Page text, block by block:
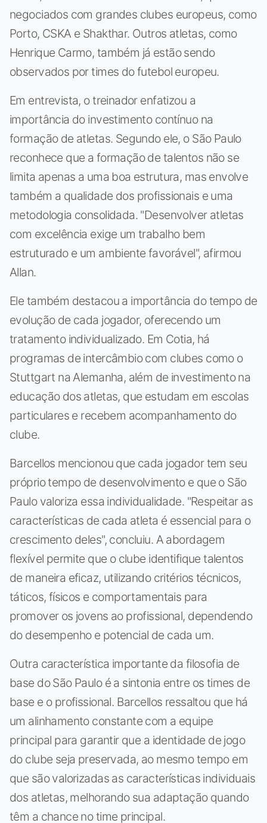
negociados com grandes clubes europeus, como
Porto, CSKA e Shakthar. Outros atletas, como
Henrique Carmo, também já estão sendo
observados por times do futebol europeu.
Em entrevista, o treinador enfatizou a
importância do investimento contínuo na
formação de atletas. Segundo ele, o São Paulo
reconhece que a formação de talentos não se
limita apenas a uma boa estrutura, mas envolve
também a qualidade dos profissionais e uma
metodologia consolidada. "Desenvolver atletas
com excelência exige um trabalho bem
estruturado e um ambiente favorável", afirmou
Allan.
Ele também destacou a importância do tempo de
evolução de cada jogador, oferecendo um
tratamento individualizado. Em Cotia, há
programas de intercâmbio com clubes como o
Stuttgart na Alemanha, além de investimento na
educação dos atletas, que estudam em escolas
particulares e recebem acompanhamento do
clube.
Barcellos mencionou que cada jogador tem seu
próprio tempo de desenvolvimento e que o São
Paulo valoriza essa individualidade. "Respeitar as
características de cada atleta é essencial para o
crescimento deles", concluiu. A abordagem
flexível permite que o clube identifique talentos
de maneira eficaz, utilizando critérios técnicos,
táticos, físicos e comportamentais para
promover os jovens ao profissional, dependendo
do desempenho e potencial de cada um.
Outra característica importante da filosofia de
base do São Paulo é a sintonia entre os times de
base e o profissional. Barcellos ressaltou que há
um alinhamento constante com a equipe
principal para garantir que a identidade de jogo
do clube seja preservada, ao mesmo tempo em
que são valorizadas as características individuais
dos atletas, melhorando sua adaptação quando
têm a chance no time principal.